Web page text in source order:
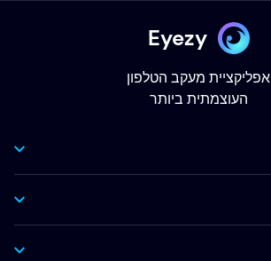
Eyezy
אפליקציית מעקב הטלפון
העוצמתית ביותר